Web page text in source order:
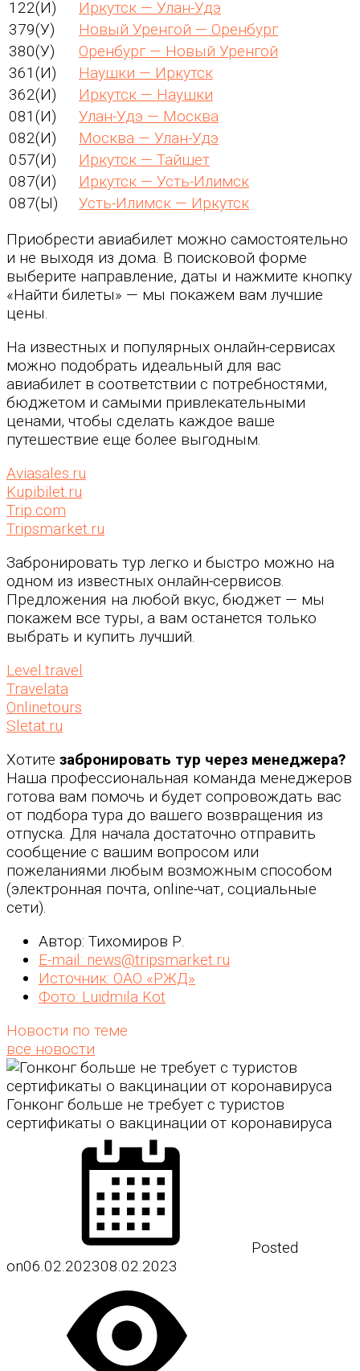
122(И)
Иркутск — Улан-Удэ
379(У)
Новый Уренгой — Оренбург
380(У)
Оренбург — Новый Уренгой
361(И)
Наушки — Иркутск
362(И)
Иркутск — Наушки
081(И)
Улан-Удэ — Москва
082(И)
Москва — Улан-Удэ
057(И)
Иркутск — Тайшет
087(И)
Иркутск — Усть-Илимск
087(Ы)
Усть-Илимск — Иркутск
Приобрести авиабилет можно самостоятельно
и не выходя из дома. В поисковой форме
выберите направление, даты и нажмите кнопку
«Найти билеты» — мы покажем вам лучшие
цены.
На известных и популярных онлайн-сервисах
можно подобрать идеальный для вас
авиабилет в соответствии с потребностями,
бюджетом и самыми привлекательными
ценами, чтобы сделать каждое ваше
путешествие еще более выгодным.
Aviasales.ru
Kupibilet.ru
Trip.com
Tripsmarket.ru
Забронировать тур легко и быстро можно на
одном из известных онлайн-сервисов.
Предложения на любой вкус, бюджет — мы
покажем все туры, а вам останется только
выбрать и купить лучший.
Level.travel
Travelata
Onlinetours
Sletat.ru
Хотите забронировать тур через менеджера?
Наша профессиональная команда менеджеров
готова вам помочь и будет сопровождать вас
от подбора тура до вашего возвращения из
отпуска. Для начала достаточно отправить
сообщение с вашим вопросом или
пожеланиями любым возможным способом
(электронная почта, online-чат, социальные
сети).
Автор: Тихомиров Р.
E-mail: news@tripsmarket.ru
Источник: ОАО «РЖД»
Фото: Luidmila Kot
Новости по теме
все новости
Гонконг больше не требует с туристов
сертификаты о вакцинации от коронавируса
Posted
on06.02.202308.02.2023